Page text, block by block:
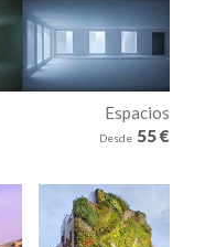
Espacios
Desde 55 €